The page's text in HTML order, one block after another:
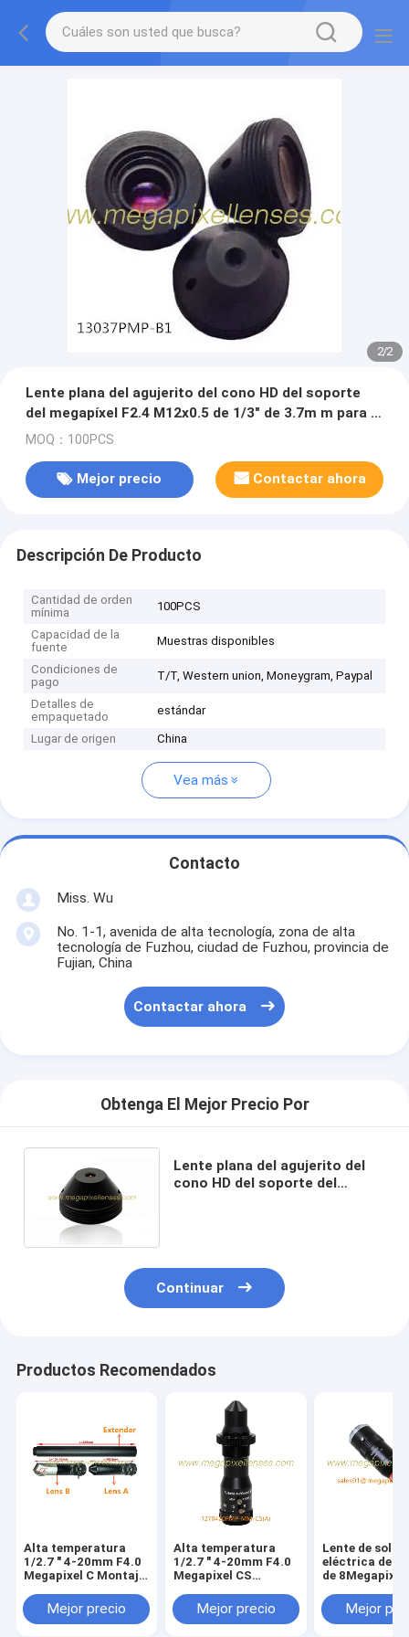
2/2
Lente plana del agujerito del cono HD del soporte
del megapíxel F2.4 M12x0.5 de 1/3" de 3.7m m para la
cámara secreta
MOQ：100PCS
Mejor precio Contactar ahora
Descripción De Producto
Cantidad de orden
mínima
100PCS
Capacidad de la
fuente
Muestras disponibles
Condiciones de
pago
T/T, Western union, Moneygram, Paypal
Detalles de
empaquetado
estándar
Lugar de origen China
Vea más
Contacto
Miss. Wu
No. 1-1, avenida de alta tecnología, zona de alta
tecnología de Fuzhou, ciudad de Fuzhou, provincia de
Fujian, China
Contactar ahora
Obtenga El Mejor Precio Por
Lente plana del agujerito del
cono HD del soporte del
Continuar
Productos Recomendados
Alta temperatura
1/2.7 " 4-20mm F4.0
Megapixel C Montaje
zoom Lente de
agujero de alfiler
Mejor precio
Alta temperatura
1/2.7 " 4-20mm F4.0
Megapixel CS
enfoque / zoom de
agujero de alfiler
Mejor precio
Lente de
eléctrica de
de
Mejor